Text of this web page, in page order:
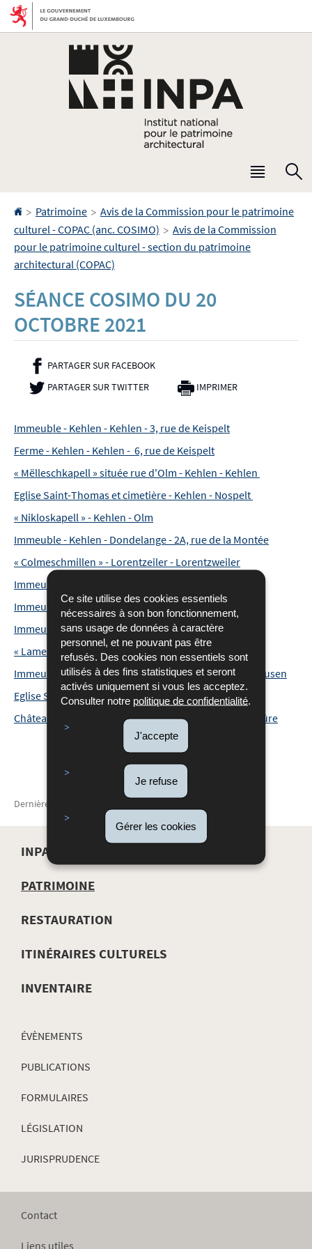
Ce site utilise des cookies essentiels
nécessaires à son bon fonctionnement,
sans usage de données à caractère
personnel, et ne pouvant pas être
refusés. Des cookies non essentiels sont
utilisés à des fins statistiques et seront
activés uniquement si vous les acceptez.
Consulter notre politique de confidentialité
J'accepte
Je refuse
Gérer les cookies
Aller
Aller
Menu
Accueil
> Patrimoine > Avis de la Commission pour le patrimoine
culturel - COPAC (anc. COSIMO) > Avis de la Commission
pour le patrimoine culturel - section du patrimoine
architectural (COPAC)
SÉANCE COSIMO DU 20
OCTOBRE 2021
PARTAGER SUR FACEBOOK- NOUVELLE FENÊTRE
PARTAGER SUR TWITTER- NOUVELLE FENÊTRE
IMPRIMER
Immeuble - Kehlen - Kehlen - 3, rue de Keispelt
Ferme - Kehlen - Kehlen - 6, rue de Keispelt
« Mëlleschkapell » située rue d'Olm - Kehlen - Kehlen
Eglise Saint-Thomas et cimetière - Kehlen - Nospelt
« Nikloskapell » - Kehlen - Olm
Immeuble - Kehlen - Dondelange - 2A, rue de la Montée
« Colmeschmillen » - Lorentzeiler - Lorentzweiler
Immeuble - Lintgen - Lintgen - 8, rue de l'Eglise
Immeuble - Kehlen - Kehlen - 7, rue du Kiem
Immeuble - Remich - Remich - 19, route de Mondorf
« Lameschmillen » - Mondercange - Bergem
Immeuble - Luxembourg - Clausen - 11, Montée de Clausen
Eglise Saint-André - Frisange - Aspelt
Château d’Esch-sur-Sûre - Esch-sur-Sûre - Esch-sur-Sûre
Dernière mise à jour
MENU
DE
INPA
PATRIMOINE
RESTAURATION
ITINÉRAIRES CULTURELS
INVENTAIRE
ÉVÈNEMENTS
PUBLICATIONS
FORMULAIRES
LÉGISLATION
JURISPRUDENCE
Contact
Liens utiles